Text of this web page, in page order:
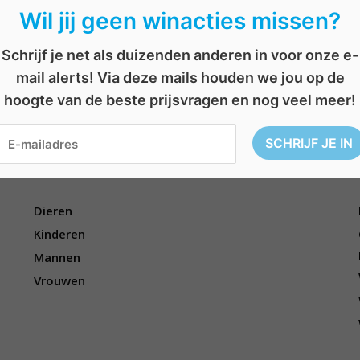
,pasen, stofzuiger,story,tijdschrift,wedstrijd,win
e
r
i
c
n
a
Win een Keter Coolbar
Voor wie?
Dieren
Kinderen
Mannen
Vrouwen
Wil jij geen winacties missen?
Schrijf je net als duizenden anderen in voor onze e-
mail alerts! Via deze mails houden we jou op de
hoogte van de beste prijsvragen en nog veel meer!